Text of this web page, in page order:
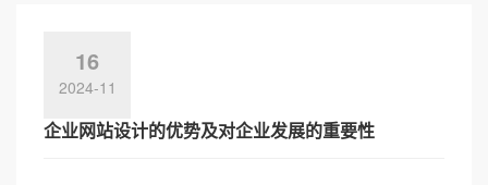
16
2024-11
企业网站设计的优势及对企业发展的重要性